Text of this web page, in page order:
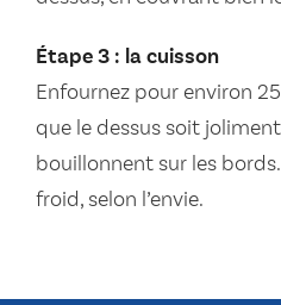
Étape 3 : la cuisson
Enfournez pour environ
que le dessus soit
bouillonnent sur les
froid, selon l’envie.